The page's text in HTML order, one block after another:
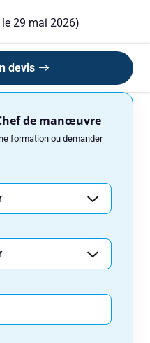
29 mai 2026)
devis
de manœuvre
formation ou demander